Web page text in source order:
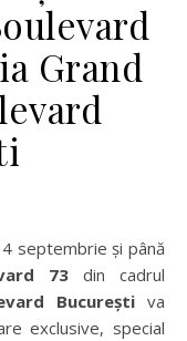
Grand
septembrie și până
73din cadrul
Bucureștiva
exclusive, special